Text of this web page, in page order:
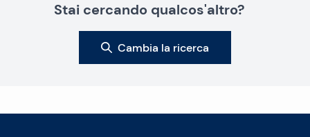
Stai cercando qualcos'altro?
Cambia la ricerca